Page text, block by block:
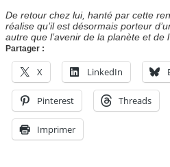
De retour chez lui, hanté par cette
réalise qu’il est désormais porteur
autre que l’avenir de la planète et de
Partager :
X LinkedIn
Pinterest Threads
Imprimer